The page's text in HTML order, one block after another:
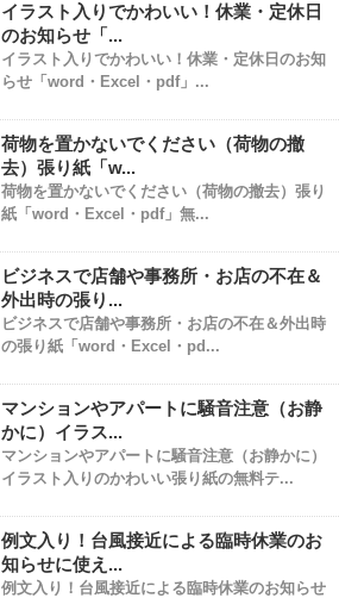
イラスト入りでかわいい！休業・定休日
のお知らせ「...
イラスト入りでかわいい！休業・定休日のお知
らせ「word・Excel・pdf」...
荷物を置かないでください（荷物の撤
去）張り紙「w...
荷物を置かないでください（荷物の撤去）張り
紙「word・Excel・pdf」無...
ビジネスで店舗や事務所・お店の不在＆
外出時の張り...
ビジネスで店舗や事務所・お店の不在＆外出時
の張り紙「word・Excel・pd...
マンションやアパートに騒音注意（お静
かに）イラス...
マンションやアパートに騒音注意（お静かに）
イラスト入りのかわいい張り紙の無料テ...
例文入り！台風接近による臨時休業のお
知らせに使え...
例文入り！台風接近による臨時休業のお知らせ